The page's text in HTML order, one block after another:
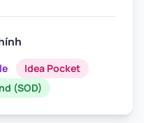
Idea Pocket
(SOD)